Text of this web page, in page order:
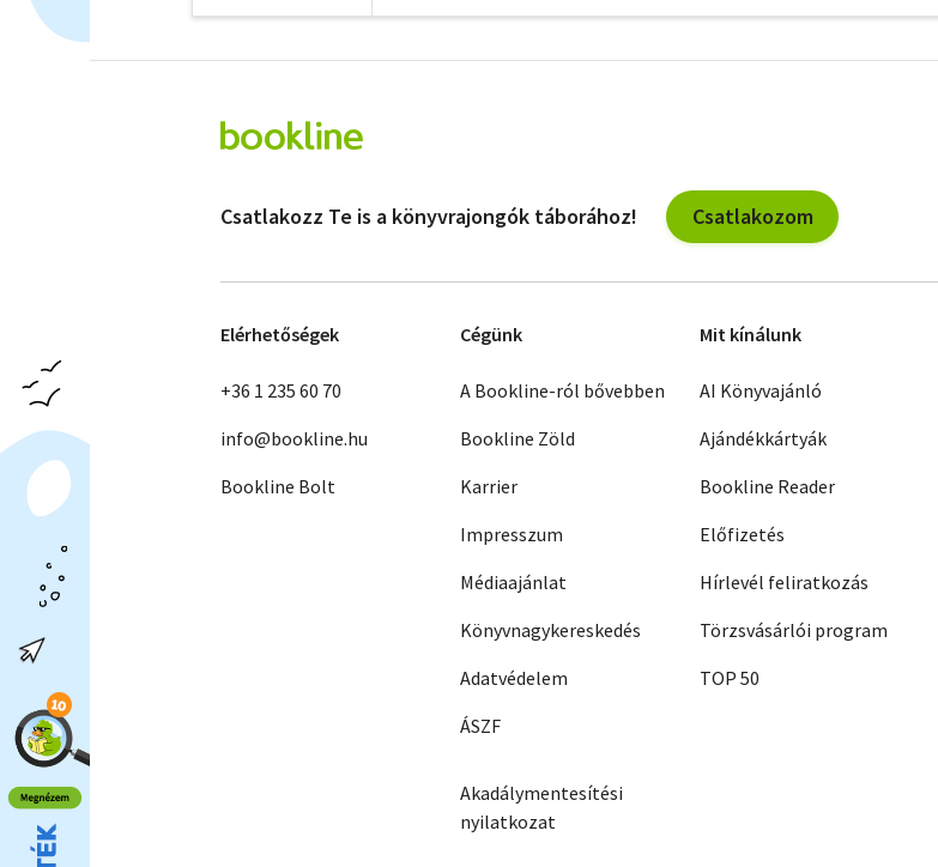
szűrők
Csatlakozz Te is a könyvrajongók táborához! Csatlakozom
Elérhetőségek
+36 1 235 60 70
info@bookline.hu
Bookline Bolt
Cégünk
A Bookline-ról bővebben
Bookline Zöld
Karrier
Impresszum
Médiaajánlat
Könyvnagykereskedés
Adatvédelem
ÁSZF
Akadálymentesítési
nyilatkozat
Mit kínálunk
AI Könyvajánló
Ajándékkártyák
Bookline Reader
Előfizetés
Hírlevél feliratkozás
Törzsvásárlói program
TOP 50